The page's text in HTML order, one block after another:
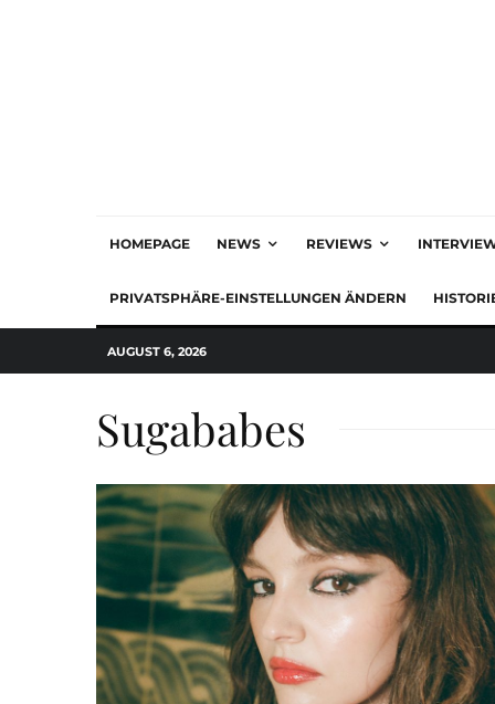
HOMEPAGE NEWS REVIEWS
PRIVATSPHÄRE-EINSTELLUNGEN ÄNDERN
AUGUST 6, 2026
Sugababes